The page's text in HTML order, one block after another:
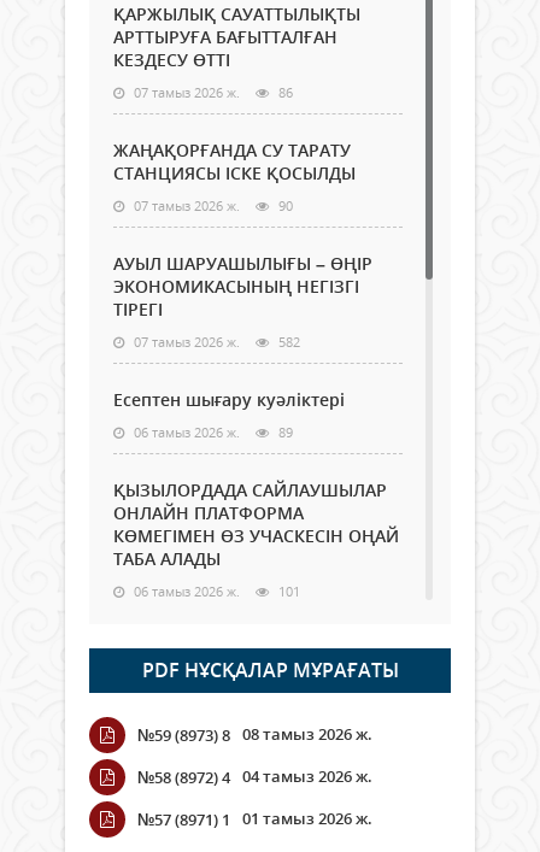
ҚАРЖЫЛЫҚ САУАТТЫЛЫҚТЫ
АРТТЫРУҒА БАҒЫТТАЛҒАН
КЕЗДЕСУ ӨТТІ
07 тамыз 2026 ж. 86
ЖАҢАҚОРҒАНДА СУ ТАРАТУ
СТАНЦИЯСЫ ІСКЕ ҚОСЫЛДЫ
07 тамыз 2026 ж. 90
АУЫЛ ШАРУАШЫЛЫҒЫ – ӨҢІР
ЭКОНОМИКАСЫНЫҢ НЕГІЗГІ
ТІРЕГІ
07 тамыз 2026 ж. 582
Есептен шығару куәліктері
06 тамыз 2026 ж. 89
ҚЫЗЫЛОРДАДА САЙЛАУШЫЛАР
ОНЛАЙН ПЛАТФОРМА
КӨМЕГІМЕН ӨЗ УЧАСКЕСІН ОҢАЙ
ТАБА АЛАДЫ
06 тамыз 2026 ж. 101
Open Air: Қызылорда облысы
полиция департаменті 20
мыңнан астам көрерменнің
қауіпсіздігін қамтамасыз етті
06 тамыз 2026 ж.
Wi-Fi ҚАБЫРҒА АРҚЫЛЫ ҚАЛАЙ
ӨТЕДІ?
PDF НҰСҚАЛАР МҰРАҒАТЫ
№59 (8973) 8 08 тамыз 2026 ж.
№58 (8972) 4 04 тамыз 2026 ж.
№57 (8971) 1
01 тамыз 2026 ж.